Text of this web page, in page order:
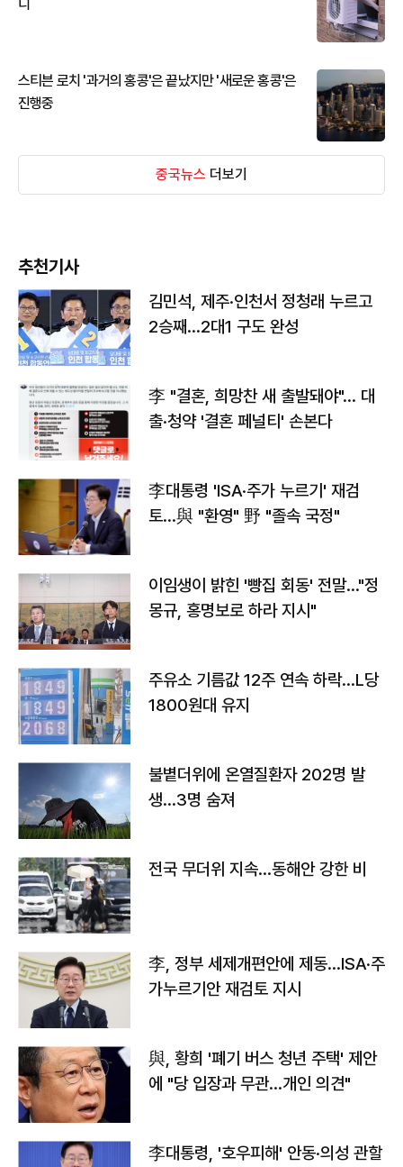
디
스티븐 로치 '과거의 홍콩'은 끝났지만 '새로운 홍콩'은
진행중
중국뉴스 더보기
추천기사
김민석, 제주·인천서 정청래 누르고
2승째…2대1 구도 완성
李 "결혼, 희망찬 새 출발돼야"… 대
출·청약 '결혼 페널티' 손본다
李대통령 'ISA·주가 누르기' 재검
토…與 "환영" 野 "졸속 국정"
이임생이 밝힌 '빵집 회동' 전말…"정
몽규, 홍명보로 하라 지시"
주유소 기름값 12주 연속 하락…L당
1800원대 유지
불볕더위에 온열질환자 202명 발
생…3명 숨져
전국 무더위 지속…동해안 강한 비
李, 정부 세제개편안에 제동…ISA·주
가누르기안 재검토 지시
與, 황희 '폐기 버스 청년 주택' 제안
에 "당 입장과 무관…개인 의견"
李대통령, '호우피해' 안동·의성 관할